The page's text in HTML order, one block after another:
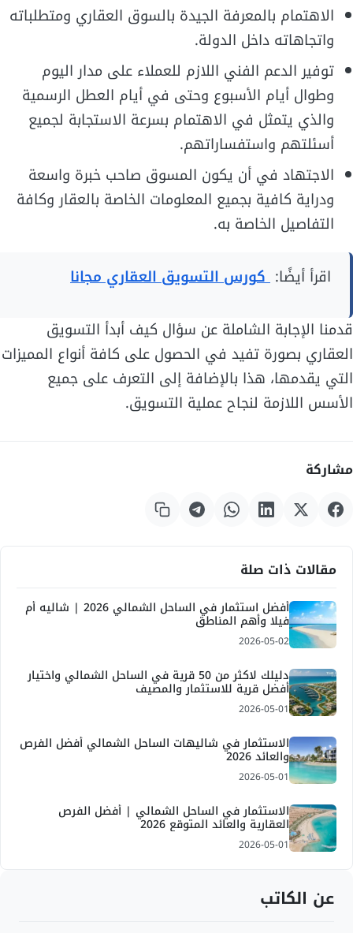
الاهتمام بالمعرفة الجيدة بالسوق العقاري ومتطلباته
واتجاهاته داخل الدولة.
توفير الدعم الفني اللازم للعملاء على مدار اليوم
وطوال أيام الأسبوع وحتى في أيام العطل الرسمية
والذي يتمثل في الاهتمام بسرعة الاستجابة لجميع
أسئلتهم واستفساراتهم.
الاجتهاد في أن يكون المسوق صاحب خبرة واسعة
ودراية كافية بجميع المعلومات الخاصة بالعقار وكافة
التفاصيل الخاصة به.
اقرأ أيضًا: كورس التسويق العقاري مجانا
قدمنا الإجابة الشاملة عن سؤال كيف أبدأ التسويق
العقاري بصورة تفيد في الحصول على كافة أنواع المميزات
التي يقدمها، هذا بالإضافة إلى التعرف على جميع
الأسس اللازمة لنجاح عملية التسويق.
مشاركة
مقالات ذات صلة
أفضل استثمار في الساحل الشمالي 2026 | شاليه أم
فيلا وأهم المناطق
2026-05-02
دليلك لاكثر من 50 قرية في الساحل الشمالي واختيار
أفضل قرية للاستثمار والمصيف
2026-05-01
الاستثمار في شاليهات الساحل الشمالي أفضل الفرص
والعائد 2026
2026-05-01
الاستثمار في الساحل الشمالي | أفضل الفرص
العقارية والعائد المتوقع 2026
2026-05-01
عن الكاتب